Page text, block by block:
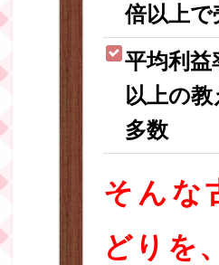
倍以上で
平均利益
以上の
多数
そんな
どりを